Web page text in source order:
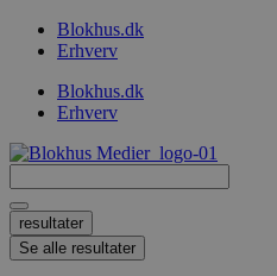
VidereBlokhus.dk
Erhverv
Blokhus.dk
Erhverv
...
resultater
Se alle resultater